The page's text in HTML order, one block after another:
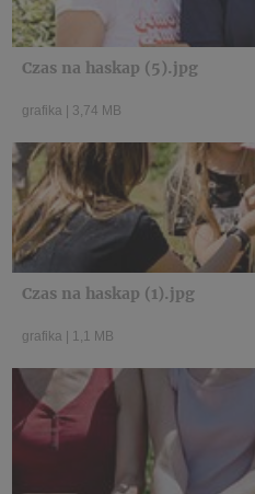
Czas na haskap (5).jpg
grafika 3,74 MB
Czas na haskap (1).jpg
grafika 1,1 MB